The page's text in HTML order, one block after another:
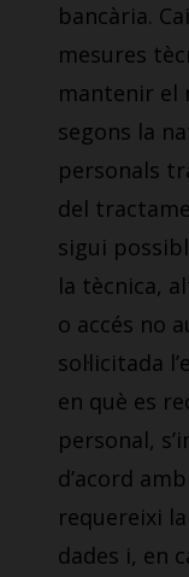
bancària.
mesures
mantenir el
segons la
personals
del
sigui
la tècnica,
o accés no
sol·licitada
en què es
personal,
d’acord
requereixi
dades i, en